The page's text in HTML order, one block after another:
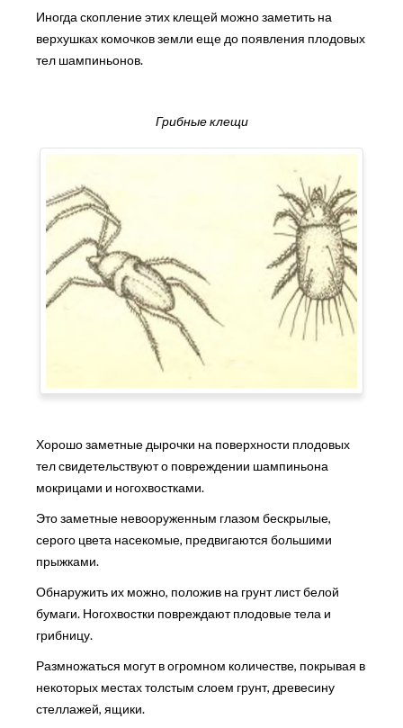
Иногда скопление этих клещей можно заметить на
верхушках комочков земли еще до появления плодовых
тел шампиньонов.
Грибные клещи
Хорошо заметные дырочки на поверхности плодовых
тел свидетельствуют о повреждении шампиньона
мокрицами и ногохвостками.
Это заметные невооруженным глазом бескрылые,
серого цвета насекомые, предвигаются большими
прыжками.
Обнаружить их можно, положив на грунт лист белой
бумаги. Ногохвостки повреждают плодовые тела и
грибницу.
Размножаться могут в огромном количестве, покрывая в
некоторых местах толстым слоем грунт, древесину
стеллажей, ящики.